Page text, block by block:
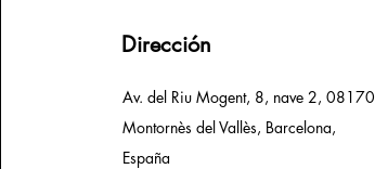
Dirección
Av. del Riu Mogent, 8, nave 2, 08170
Montornès del Vallès, Barcelona,
España